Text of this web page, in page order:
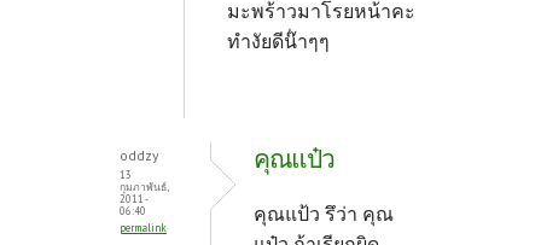
มะพร้าวมาโรยหน้าคะ
ทำงัยดีน๊่าๆๆ
oddzy
13
กุมภาพันธ์,
2011 -
06:40
permalink
คุณแป๋ว
คุณแป้ว รึว่า คุณ